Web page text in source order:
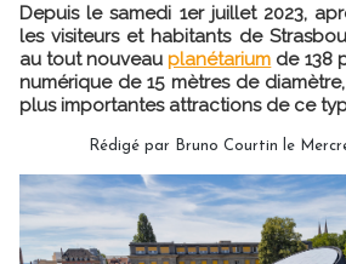
Depuis le samedi 1er juillet 2023,
les visiteurs et habitants de
au tout nouveauplanétarium de 138
numérique de 15 mètres de
plus importantes attractions de ce
Rédigé par Bruno Courtin le